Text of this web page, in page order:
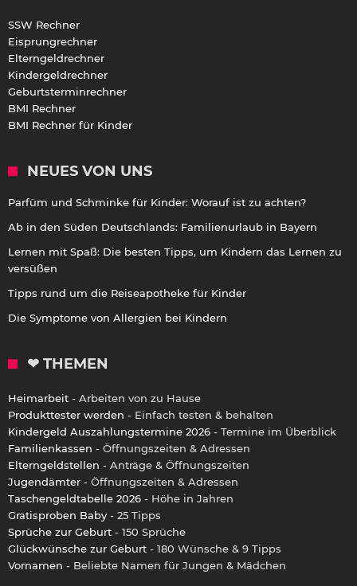
SSW Rechner
Eisprungrechner
Elterngeldrechner
Kindergeldrechner
Geburtsterminrechner
BMI Rechner
BMI Rechner für Kinder
NEUES VON UNS
Parfüm und Schminke für Kinder: Worauf ist zu achten?
Ab in den Süden Deutschlands: Familienurlaub in Bayern
Lernen mit Spaß: Die besten Tipps, um Kindern das Lernen zu
versüßen
Tipps rund um die Reiseapotheke für Kinder
Die Symptome von Allergien bei Kindern
❤ THEMEN
Heimarbeit - Arbeiten von zu Hause
Produkttester werden - Einfach testen & behalten
Kindergeld Auszahlungstermine 2026 - Termine im Überblick
Familienkassen - Öffnungszeiten & Adressen
Elterngeldstellen - Anträge & Öffnungszeiten
Jugendämter - Öffnungszeiten & Adressen
Taschengeldtabelle 2026 - Höhe in Jahren
Gratisproben Baby - 25 Tipps
Sprüche zur Geburt - 150 Sprüche
Glückwünsche zur Geburt - 180 Wünsche & 9 Tipps
Vornamen - Beliebte Namen für Jungen & Mädchen